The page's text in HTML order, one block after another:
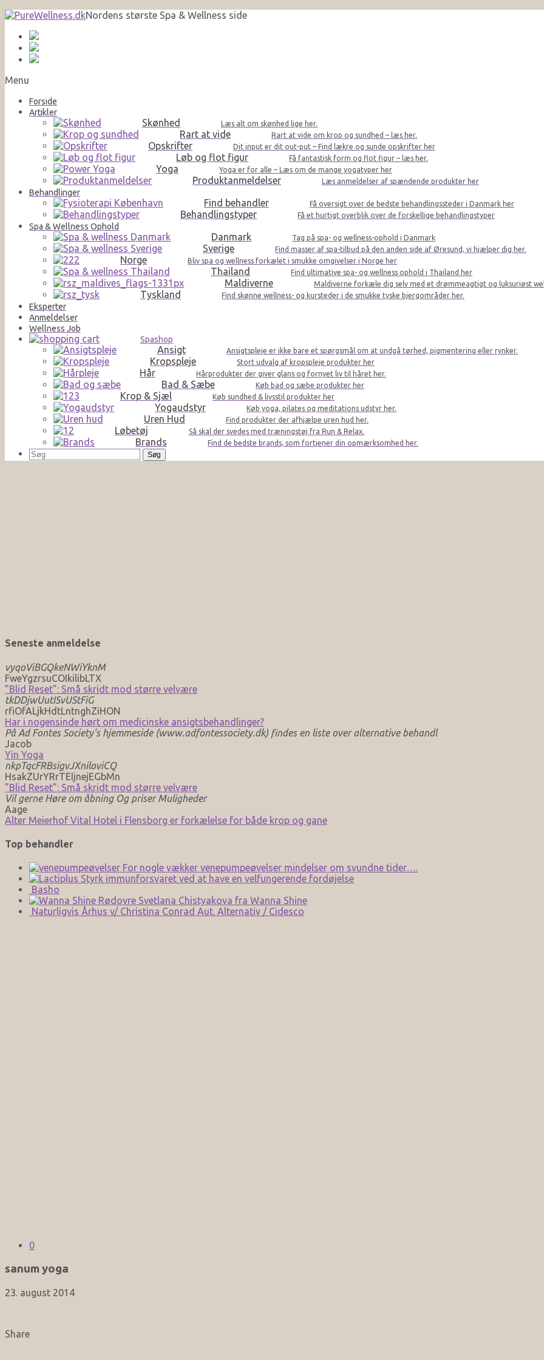
Nordens største Spa & Wellness side
Menu
Forside
Artikler
Skønhed Læs alt om skønhed lige her.
Rart at vide Rart at vide om krop og sundhed – læs her.
Opskrifter Dit input er dit out-put – Find lækre og sunde opskrifter her
Løb og flot figur Få fantastisk form og flot figur – læs her.
Yoga Yoga er for alle – Læs om de mange yogatyper her
Produktanmeldelser Læs anmeldelser af spændende produkter her
Behandlinger
Find behandler Få oversigt over de bedste behandlingssteder i Danmark her
Behandlingstyper Få et hurtigt overblik over de forskellige behandlingstyper
Spa & Wellness Ophold
Danmark Tag på spa- og wellness-ophold i Danmark
Sverige Find masser af spa-tilbud på den anden side af Øresund, vi hjælper dig her.
Norge Bliv spa og wellness forkælet i smukke omgivelser i Norge her
Thailand Find ultimative spa- og wellness ophold i Thailand her
Maldiverne Maldiverne forkæle dig selv med et drømmeagtigt og luksuriøst
Tyskland Find skønne wellness- og kursteder i de smukke tyske bjergområder her.
Eksperter
Anmeldelser
Wellness Job
Spashop
Ansigt Ansigtspleje er ikke bare et spørgsmål om at undgå tørhed, pigmentering eller rynker.
Kropspleje Stort udvalg af kropspleje produkter her
Hår Hårprodukter der giver glans og fornyet liv til håret her.
Bad & Sæbe Køb bad og sæbe produkter her
Krop & Sjæl Køb sundhed & livsstil produkter her
Yogaudstyr Køb yoga, pilates og meditations udstyr her.
Uren Hud Find produkter der afhjælpe uren hud her.
Løbetøj Så skal der svedes med træningstøj fra Run & Relax.
Brands Find de bedste brands, som fortjener din opmærksomhed her.
Søg
efter:
Seneste anmeldelse
vyqoViBGQkeNWiYknM
FweYgzrsuCOIkilibLTX
”Blid Reset”: Små skridt mod større velvære
tkDDjwUutISvUStFiG
rfiOfALjkHdtLntnghZiHON
Har i nogensinde hørt om medicinske ansigtsbehandlinger?
På Ad Fontes Society's hjemmeside (www.adfontessociety.dk) findes en liste over alternative behandl
Jacob
Yin Yoga
nkpTqcFRBsigvJXniloviCQ
HsakZUrYRrTEIjnejEGbMn
”Blid Reset”: Små skridt mod større velvære
Vil gerne Høre om åbning Og priser Muligheder
Aage
Alter Meierhof Vital Hotel i Flensborg er forkælelse for både krop og gane
Top behandler
For nogle vækker venepumpeøvelser mindelser om svundne tider….
Styrk immunforsvaret ved at have en velfungerende fordøjelse
Basho
Svetlana Chistyakova fra Wanna Shine
Naturligvis Århus v/ Christina Conrad Aut. Alternativ / Cidesco
0
sanum yoga
23. august 2014
Share